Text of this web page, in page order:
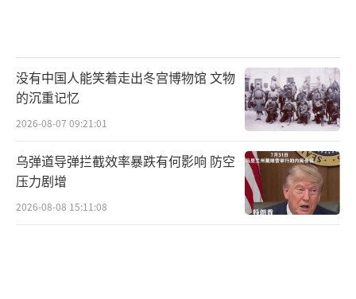
没有中国人能笑着走出冬宫博物馆 文物
的沉重记忆
2026-08-07 09:21:01
乌弹道导弹拦截效率暴跌有何影响 防空
压力剧增
2026-08-08 15:11:08